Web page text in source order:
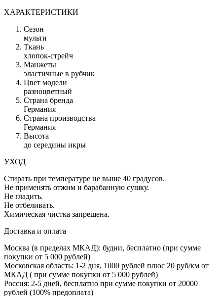
ХАРАКТЕРИСТИКИ
Сезон
мульти
Ткань
хлопок-стрейч
Манжеты
эластичные в рубчик
Цвет модели
разноцветный
Страна бренда
Германия
Страна производства
Германия
Высота
до середины икры
УХОД
Стирать при температуре не выше 40 градусов.
Не применять отжим и барабанную сушку.
Не гладить.
Не отбеливать.
Химическая чистка запрещена.
Доставка и оплата
Москва (в пределах МКАД): будни, бесплатно (при сумме
покупки от 5 000 рублей)
Московская область: 1-2 дня, 1000 рублей плюс 20 руб/км от
МКАД ( при сумме покупки от 5 000 рублей)
Россия: 2-5 дней, бесплатно при сумме покупки от 20000
рублей (100% предоплата)